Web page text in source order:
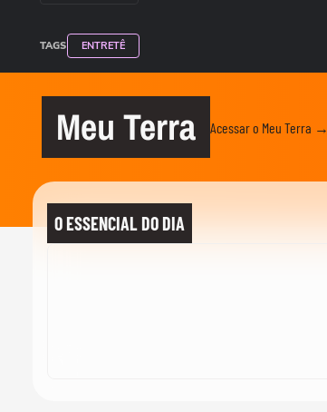
TAGS ENTRETÊ
Meu Terra Acessar o Meu Terra →
O ESSENCIAL DO DIA